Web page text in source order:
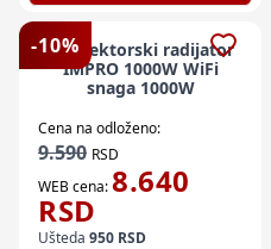
-10%
Konvektorski radijator
IMPRO 1000W WiFi
snaga 1000W
Cena na odloženo:
9.590 RSD
WEB cena:8.640
RSD
Ušteda 950 RSD